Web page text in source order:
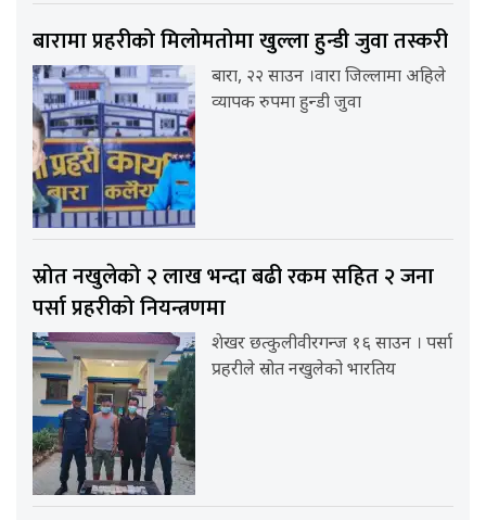
बारामा प्रहरीको मिलोमतोमा खुल्ला हुन्डी जुवा तस्करी
बारा, २२ साउन ।वारा जिल्लामा अहिले
व्यापक रुपमा हुन्डी जुवा
स्रोत नखुलेको २ लाख भन्दा बढी रकम सहित २ जना
पर्सा प्रहरीको नियन्त्रणमा
शेखर छत्कुलीवीरगन्ज १६ साउन । पर्सा
प्रहरीले स्रोत नखुलेको भारतिय